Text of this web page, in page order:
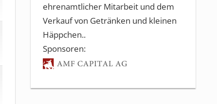
ehrenamtlicher Mitarbeit und dem
Verkauf von Getränken und kleinen
Häppchen..
Sponsoren: